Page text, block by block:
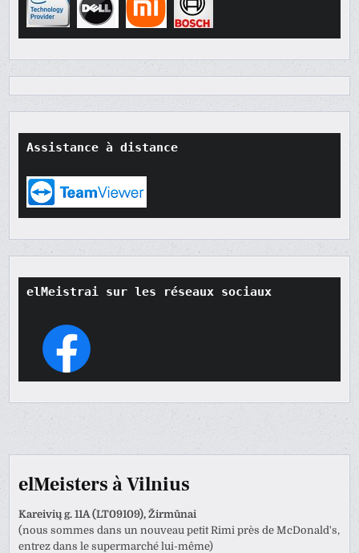
Assistance à distance
elMeistrai sur les réseaux sociaux
elMeisters à Vilnius
Kareivių g. 11A (LT09109), Žirmūnai
(nous sommes dans un nouveau petit Rimi près de McDonald's,
entrez dans le supermarché lui-même)